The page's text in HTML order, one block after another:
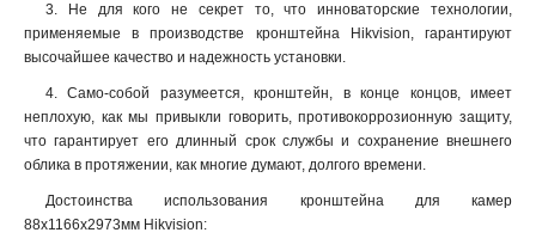
180х74х150мм 1
85х60х55мм 1
1758х1165х202мм 1
209х243х326мм
3. Не для кого не секрет то, что инноваторские технологии,
применяемые в производстве кронштейна Hikvision, гарантируют
высочайшее качество и надежность установки.
4. Само-собой разумеется, кронштейн, в конце концов, имеет
неплохую, как мы привыкли говорить, противокоррозионную защиту,
что гарантирует его длинный срок службы и сохранение внешнего
облика в протяжении, как многие думают, долгого времени.
Достоинства использования кронштейна для камер
88х1166х2973мм Hikvision: